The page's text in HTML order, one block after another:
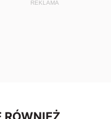
REKLAMA